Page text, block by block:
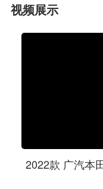
视频展示
2022款 广汽本